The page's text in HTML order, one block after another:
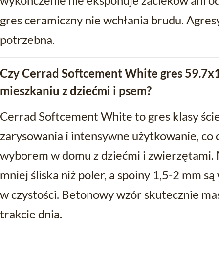
gres ceramiczny nie wchłania brudu.
potrzebna.
Czy Cerrad Softcement White gres
mieszkaniu z dziećmi i psem?
Cerrad Softcement White to gres klasy
zarysowania i intensywne użytkowanie, co
wyborem w domu z dziećmi i
mniej śliska niż poler, a spoiny 1,5-2 mm
w czystości. Betonowy wzór skutecznie
trakcie dnia.